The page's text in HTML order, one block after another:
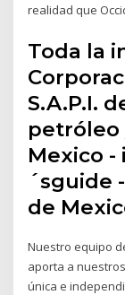
realidad que
Toda la
S.A.P.I.
petróleo
Mexico -
´sguide
de
Nuestro equipo
aporta a
única e